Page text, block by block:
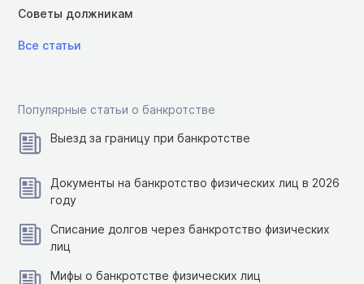
Советы должникам
Все статьи
Популярные статьи о банкротстве
Выезд за границу при банкротстве
Документы на банкротство физических лиц в 2026
году
Списание долгов через банкротство физических
лиц
Мифы о банкротстве физических лиц